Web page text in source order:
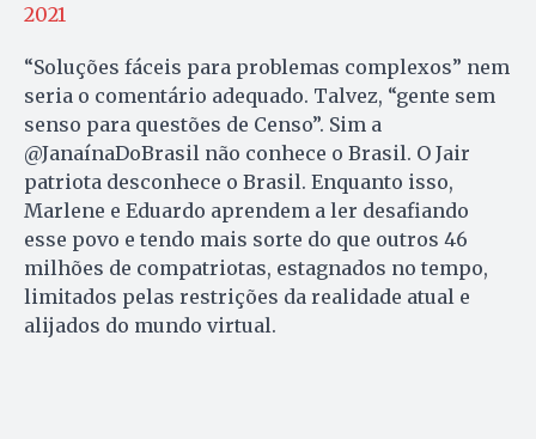
2021
“Soluções fáceis para problemas complexos” nem
seria o comentário adequado. Talvez, “gente sem
senso para questões de Censo”. Sim a
@JanaínaDoBrasil não conhece o Brasil. O Jair
patriota desconhece o Brasil. Enquanto isso,
Marlene e Eduardo aprendem a ler desafiando
esse povo e tendo mais sorte do que outros 46
milhões de compatriotas, estagnados no tempo,
limitados pelas restrições da realidade atual e
alijados do mundo virtual.